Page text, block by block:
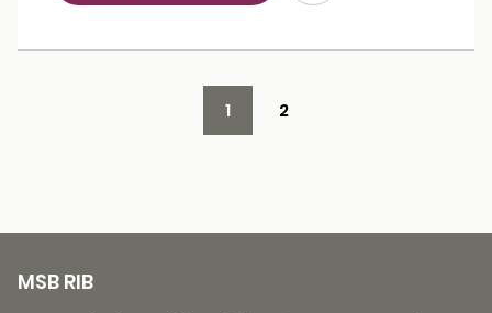
1 2
MSB RIB